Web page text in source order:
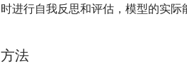
时进行自我反思和评估，模型的实际
方法